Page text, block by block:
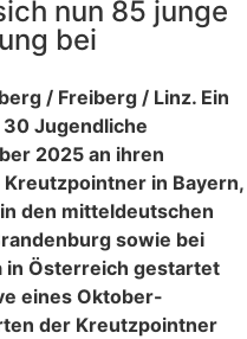
nun 85 junge
bei
/ Freiberg / Linz. Ein
Jugendliche
2025 an ihren
in Bayern,
den mitteldeutschen
sowie bei
in Österreich gestartet
eines Oktober-
der Kreutzpointner